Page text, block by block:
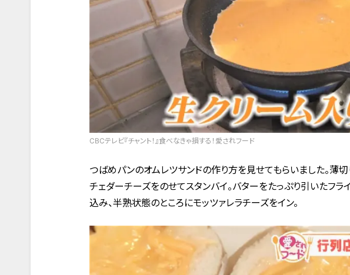
CBCテレビ『チャント！』食べなきゃ損する！愛されフード
つばめパンのオムレツサンドの作り方を見せてもらいました。薄切
チェダーチーズをのせてスタンバイ。バターをたっぷり引いたフ
込み、半熟状態のところにモッツァレラチーズをイン。